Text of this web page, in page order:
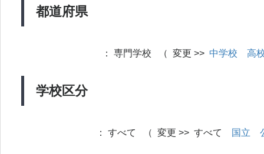
都道府県
学校区分
： 専門学校 （ 変更 >> 中学校 高
： すべて （ 変更 >> すべて 国立